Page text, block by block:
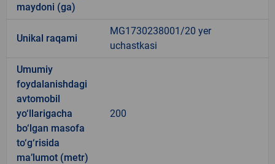
maydoni (ga)
Unikal raqami
MG1730238001/20 yer
uchastkasi
Umumiy
foydalanishdagi
avtomobil
yo‘llarigacha
bo‘lgan masofa
to‘g‘risida
ma’lumot (metr)
200